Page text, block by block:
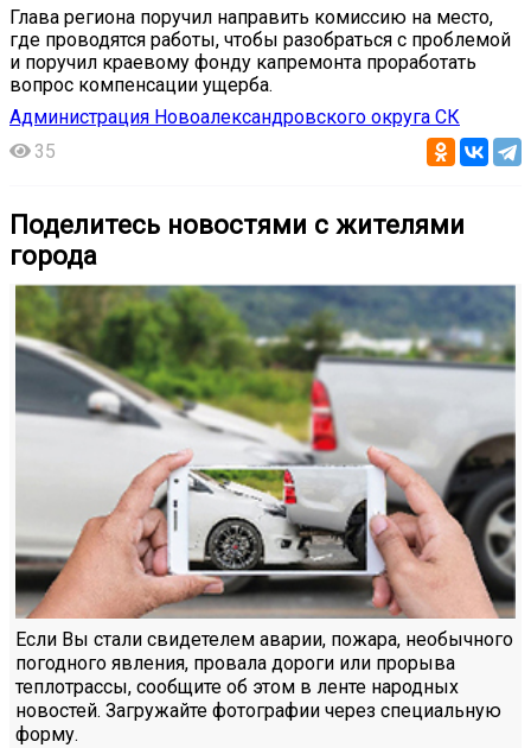
Глава региона поручил направить комиссию на место,
где проводятся работы, чтобы разобраться с проблемой
и поручил краевому фонду капремонта проработать
вопрос компенсации ущерба.
Администрация Новоалександровского округа СК
35
Поделитесь новостями с жителями
города
Если Вы стали свидетелем аварии, пожара, необычного
погодного явления, провала дороги или прорыва
теплотрассы, сообщите об этом в ленте народных
новостей. Загружайте фотографии через специальную
форму.